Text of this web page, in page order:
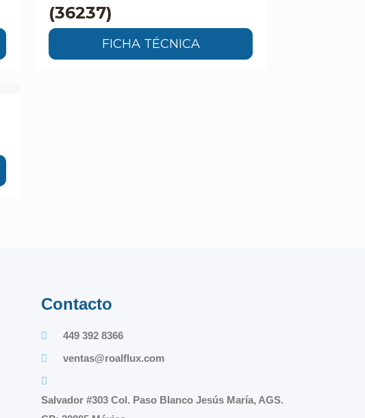
(36237)
FICHA TÉCNICA
Contacto
449 392 8366
ventas@roalflux.com
Salvador #303 Col. Paso Blanco Jesús María, AGS.